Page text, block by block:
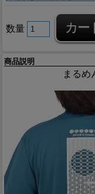
数量
商品説明
まるめ